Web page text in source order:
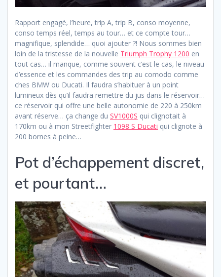
Rapport engagé, l’heure, trip A, trip B, conso moyenne,
conso temps réel, temps au tour… et ce compte tour…
magnifique, splendide… quoi ajouter ?! Nous sommes bien
loin de la tristesse de la nouvelle Triumph Trophy 1200 en
tout cas… il manque, comme souvent c’est le cas, le niveau
d’essence et les commandes des trip au comodo comme
ches BMW ou Ducati. Il faudra s’habituer à un point
lumineux dès qu’il faudra remettre du jus dans le réservoir…
ce réservoir qui offre une belle autonomie de 220 à 250km
avant réserve… ça change du SV1000S qui clignotait à
170km ou à mon Streetfighter 1098 S Ducati qui clignote à
200 bornes à peine…
Pot d’échappement discret,
et pourtant…